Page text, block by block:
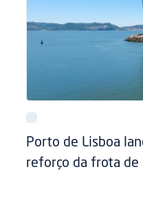
Porto de Lisboa
reforço da frota de